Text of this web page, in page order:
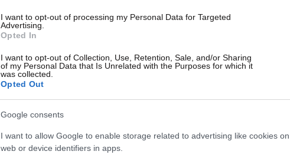
I want to opt-out of processing my Personal Data for Targeted
Advertising.
Opted In
I want to opt-out of Collection, Use, Retention, Sale, and/or Sharing
of my Personal Data that Is Unrelated with the Purposes for which it
was collected.
Opted Out
Google consents
I want to allow Google to enable storage related to advertising like cookies on
web or device identifiers in apps.